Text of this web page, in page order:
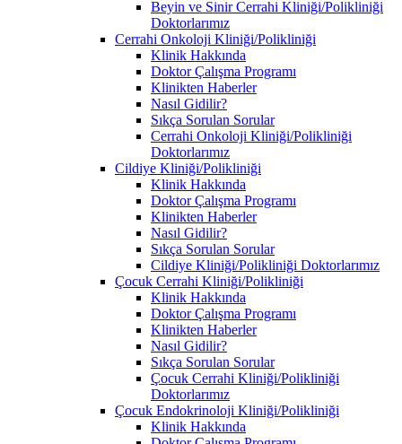
Beyin ve Sinir Cerrahi Kliniği/Polikliniği
Doktorlarımız
Cerrahi Onkoloji Kliniği/Polikliniği
Klinik Hakkında
Doktor Çalışma Programı
Klinikten Haberler
Nasıl Gidilir?
Sıkça Sorulan Sorular
Cerrahi Onkoloji Kliniği/Polikliniği
Doktorlarımız
Cildiye Kliniği/Polikliniği
Klinik Hakkında
Doktor Çalışma Programı
Klinikten Haberler
Nasıl Gidilir?
Sıkça Sorulan Sorular
Cildiye Kliniği/Polikliniği Doktorlarımız
Çocuk Cerrahi Kliniği/Polikliniği
Klinik Hakkında
Doktor Çalışma Programı
Klinikten Haberler
Nasıl Gidilir?
Sıkça Sorulan Sorular
Çocuk Cerrahi Kliniği/Polikliniği
Doktorlarımız
Çocuk Endokrinoloji Kliniği/Polikliniği
Klinik Hakkında